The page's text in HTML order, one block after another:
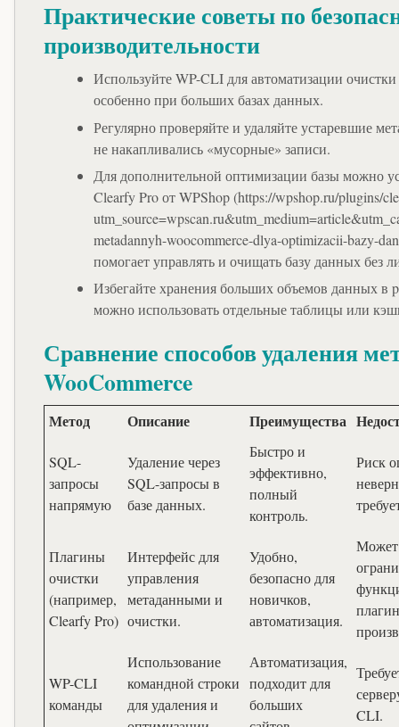
Практические советы по
производительности
Используйте WP-CLI для автоматизации
особенно при больших базах данных.
Регулярно проверяйте и удаляйте устаревшие
не накапливались «мусорные» записи.
Для дополнительной оптимизации базы можно
Clearfy Pro от WPShop (https://wpshop.ru/plugins/
metadannyh-woocommerce-dlya-optimizacii-bazy-
помогает управлять и очищать базу данных без
Избегайте хранения больших объемов данных в
можно использовать отдельные таблицы или
Сравнение способов удаления
WooCommerce
Метод Описание Преимущества
SQL-
запросы
напрямую
Удаление через
SQL-запросы в
базе данных.
Быстро и
эффективно,
полный
контроль.
Риск
Плагины
очистки
(например,
Clearfy Pro)
Интерфейс для
управления
метаданными и
очистки.
Удобно,
безопасно для
новичков,
автоматизация.
WP-CLI
команды
Использование
командной строки
для удаления и
Автоматизация,
подходит для
больших
CLI.